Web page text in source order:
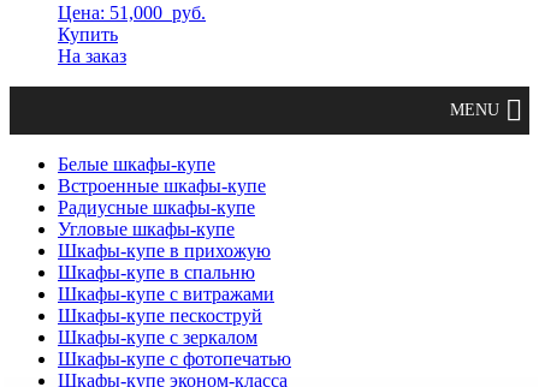
Цена: 51,000 руб.
Купить
На заказ
Белые шкафы-купе
Встроенные шкафы-купе
Радиусные шкафы-купе
Угловые шкафы-купе
Шкафы-купе в прихожую
Шкафы-купе в спальню
Шкафы-купе с витражами
Шкафы-купе пескоструй
Шкафы-купе с зеркалом
Шкафы-купе с фотопечатью
Шкафы-купе эконом-класса